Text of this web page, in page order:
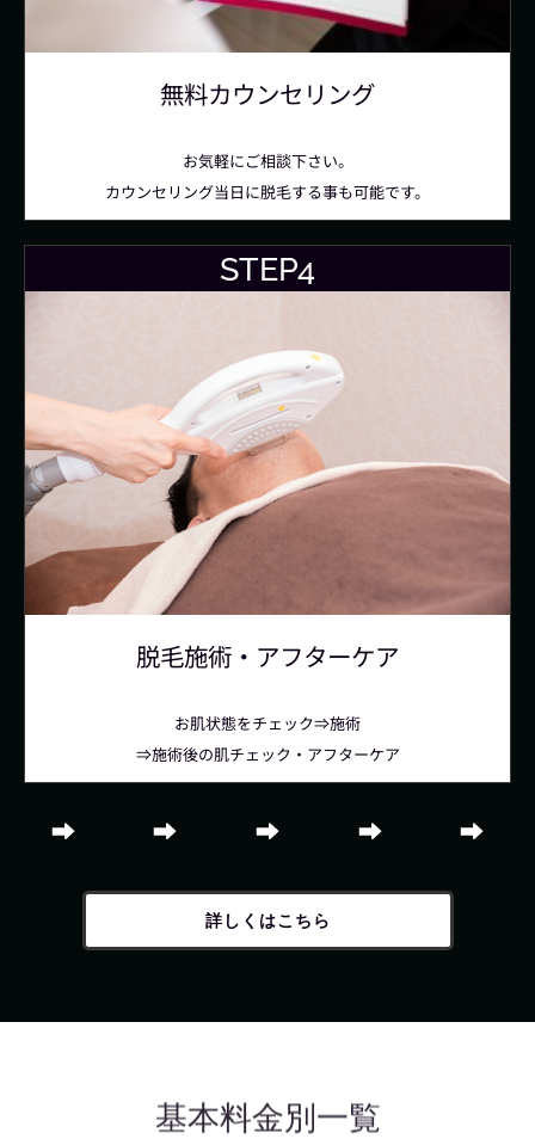
無料カウンセリング
お気軽にご相談下さい。
カウンセリング当日に脱毛する事も可能です。
STEP4
脱毛施術・アフターケア
お肌状態をチェック⇒施術
⇒施術後の肌チェック・アフターケア
詳しくはこちら
基本料金別一覧